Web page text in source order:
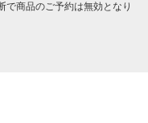
で商品のご予約は無効となり